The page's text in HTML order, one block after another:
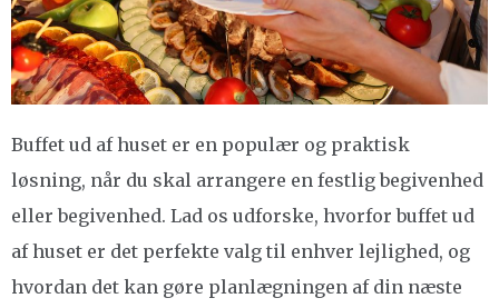
Buffet ud af huset er en populær og praktisk
løsning, når du skal arrangere en festlig begivenhed
eller begivenhed. Lad os udforske, hvorfor buffet ud
af huset er det perfekte valg til enhver lejlighed, og
hvordan det kan gøre planlægningen af din næste